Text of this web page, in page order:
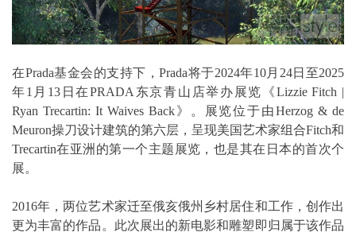
在Prada基金会的支持下，Prada将于2024年10月24日至2025
年1月13日在PRADA东京青山店举办展览《Lizzie Fitch |
Ryan Trecartin: It Waives Back》。展览位于由Herzog & de
Meuron操刀设计建筑的第六层，呈现美国艺术家组合Fitch和
Trecartin在亚洲的第一个主题展览，也是其在日本的首次个
展。
2016年，两位艺术家迁至俄亥俄州乡村居住和工作，创作出
更为丰富的作品。此次展出的新电影和雕塑即归属于该作品